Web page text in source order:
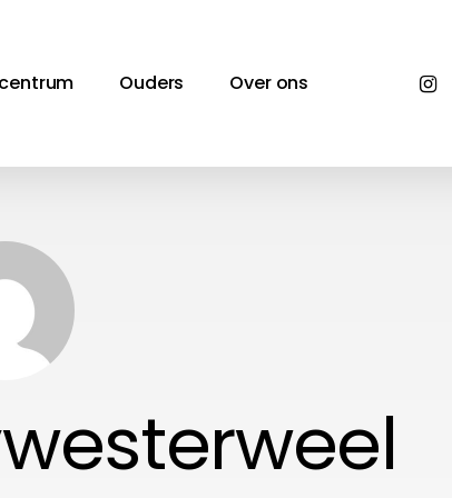
Ouders Over ons